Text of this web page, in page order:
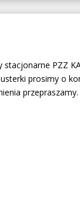
PZZ
prosimy o
przepraszamy.